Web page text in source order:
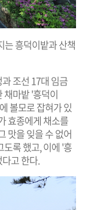
는 흥덕이밭과 산책
조선 17대 임금
채마밭 '흥덕이
볼모로 잡혀가 있
효종에게 채소를
맛을 잊을 수 없어
록 했고, 이에 '흥
고 한다.